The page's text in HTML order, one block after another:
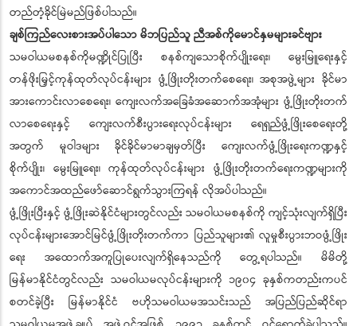
တည်တံ့ခိုင်မြဲမည်ဖြစ်ပါသည်။
ချစ်ကြည်လေးစားအပ်ပါသော မိဘပြည်သူ ညီအစ်ကိုမောင်နှမများခင်ဗျား
သမဝါယမစနစ်ကိုမဏ္ဍိုင်ပြုပြီး စနစ်ကျသောစိုက်ပျိုးရေး၊ မွေးမြူရေးနှင့်
တန်ဖိုးမြှင့်ကုန်ထုတ်လုပ်ငန်းများ ဖွံ့ဖြိုးတိုးတက်စေရေး၊ အစုအဖွဲ့များ ခိုင်မာ
အားကောင်းလာစေရေး၊ ကျေးလက်အခြေခံအဆောက်အအုံများ ဖွံ့ဖြိုးတိုးတက်
လာစေရေးနှင့် ကျေးလက်စီးပွားရေးလုပ်ငန်းများ ရေရှည်ဖွံ့ဖြိုးစေရေးတို့
အတွက် မူဝါဒများ ခိုင်ခိုင်မာမာချမှတ်ပြီး ကျေးလက်ဖွံ့ဖြိုးရေးကဏ္ဍနှင့်
စိုက်ပျိုး၊ မွေးမြူရေး၊ ကုန်ထုတ်လုပ်ငန်းများ ဖွံ့ဖြိုးတိုးတက်ရေးကဏ္ဍများကို
အကောင်အထည်ဖော်ဆောင်ရွက်သွားကြရန် လိုအပ်ပါသည်။
ဖွံ့ဖြိုးပြီးနှင့် ဖွံ့ဖြိုးဆဲနိုင်ငံများတွင်လည်း သမဝါယမစနစ်ကို ကျင့်သုံးလျက်ရှိပြီး
လုပ်ငန်းများအောင်မြင်ဖွံ့ဖြိုးတိုးတက်ကာ ပြည်သူများ၏ လူမှုစီးပွားဘဝဖွံ့ဖြိုး
ရေး အထောက်အကူပြုပေးလျက်ရှိနေသည်ကို တွေ့ရပါသည်။ မိမိတို့
မြန်မာနိုင်ငံတွင်လည်း သမဝါယမလုပ်ငန်းများကို ၁၉၀၄ ခုနှစ်ကတည်းကပင်
စတင်ခဲ့ပြီး မြန်မာနိုင်ငံ ဗဟိုသမဝါယမအသင်းသည် အပြည်ပြည်ဆိုင်ရာ